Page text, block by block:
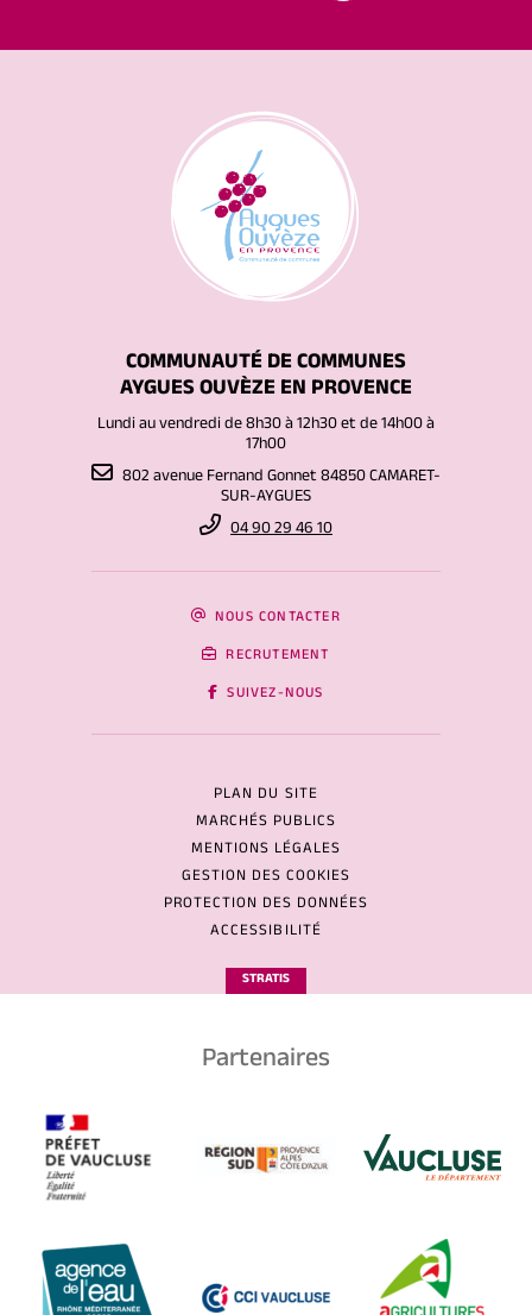
COMMUNAUTÉ DE COMMUNES
AYGUES OUVÈZE EN PROVENCE
Lundi au vendredi de 8h30 à 12h30 et de 14h00 à
17h00
802 avenue Fernand Gonnet 84850 CAMARET-
SUR-AYGUES
04 90 29 46 10
NOUS CONTACTER
RECRUTEMENT
SUIVEZ-NOUS
PLAN DU SITE
MARCHÉS PUBLICS
MENTIONS LÉGALES
GESTION DES COOKIES
PROTECTION DES DONNÉES
ACCESSIBILITÉ
STRATIS
Partenaires